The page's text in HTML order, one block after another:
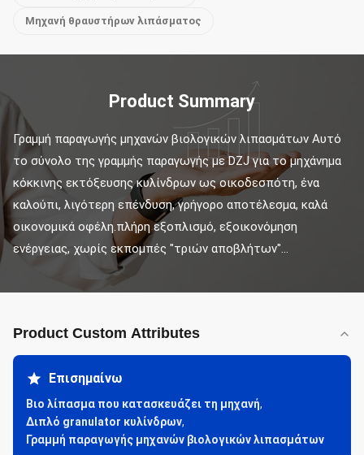
Μηχανή θραυστήρων λιπάσματος
Product Summary
Γραμμή παραγωγής μηχανών βιολογικών λιπασμάτων Αυτό
το σύνολο της γραμμής παραγωγής με DZJ για το μηχάνημα
κόκκινης εκτόξευσης κυλίνδρων ως οικοδεσπότη, ένα
καλούπι, λιγότερη επένδυση, γρήγορο αποτέλεσμα, καλά
οικονομικά οφέλη.πλήρη εξοπλισμό, εξοικονόμηση
ενέργειας, χωρίς εκπομπές "τριών αποβλήτων"...
Product Custom Attributes
Επισημαίνω
Βιο λίπασμα που κατασκευάζει τη μηχανή,
Διπλό granulator κυλίνδρων,
Γραμμή παραγωγής μηχανών βιολογικών λιπασμάτων